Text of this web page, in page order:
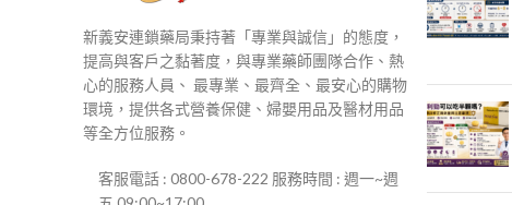
新義安連鎖藥局秉持著「專業與誠信」的態度，
提高與客戶之黏著度，與專業藥師團隊合作、熱
心的服務人員、 最專業、最齊全、最安心的購物
環境，提供各式營養保健、婦嬰用品及醫材用品
等全方位服務。
客服電話 : 0800-678-222 服務時間 : 週一~週